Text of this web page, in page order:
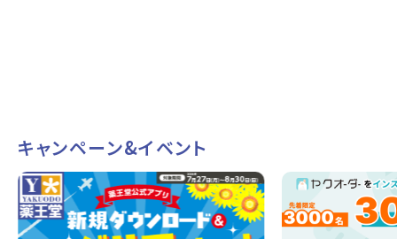
キャンペーン&イベント